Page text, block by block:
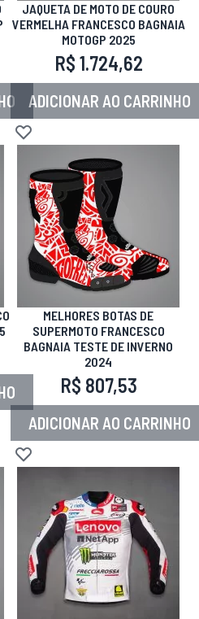
JAQUETA DE MOTO DE COURO
VERMELHA FRANCESCO BAGNAIA
MOTOGP 2025
R$ 1.724,62
ADICIONAR AO CARRINHO
Adicionar à lista de desejos
MELHORES BOTAS DE
SUPERMOTO FRANCESCO
BAGNAIA TESTE DE INVERNO
2024
R$ 807,53
ADICIONAR AO CARRINHO
Adicionar à lista de desejos